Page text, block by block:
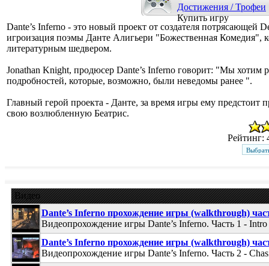
Достижения / Трофеи
Купить игру
Dante’s Inferno - это новый проект от создателя потрясающей
игроизация поэмы Данте Алигьери "Божественная Комедия",
литературным шедвером.
Jonathan Knight, продюсер Dante’s Inferno говорит: "Мы хотим
подробностей, которые, возможно, были неведомы ранее ".
Главный герой проекта - Данте, за время игры ему предстоит
свою возлюбленную Беатрис.
Рейтинг:
Видео
Dante’s Inferno прохождение игры (walkthrough)
Видеопрохождение игры Dante’s Inferno. Часть 1 - Intro
Dante’s Inferno прохождение игры (walkthrough)
Видеопрохождение игры Dante’s Inferno. Часть 2 -